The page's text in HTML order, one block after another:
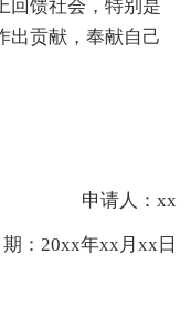
回馈社会，特别是
出贡献，奉献自己
申请人：xx
期：20xx年xx月xx日